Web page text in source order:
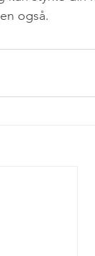
også.